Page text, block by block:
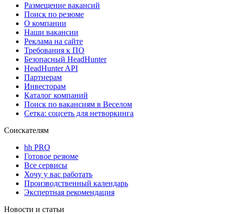
Размещение вакансий
Поиск по резюме
О компании
Наши вакансии
Реклама на сайте
Требования к ПО
Безопасный HeadHunter
HeadHunter API
Партнерам
Инвесторам
Каталог компаний
Поиск по вакансиям в Веселом
Сетка: соцсеть для нетворкинга
Соискателям
hh PRO
Готовое резюме
Все сервисы
Хочу у вас работать
Производственный календарь
Экспертная рекомендация
Новости и статьи